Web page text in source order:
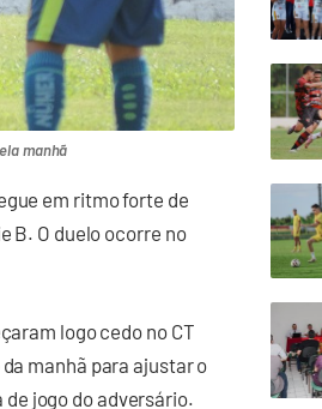
manhã
em ritmo forte de
B. O duelo ocorre no
logo cedo no CT
manhã para ajustar o
jogo do adversário.